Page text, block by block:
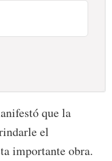
que la
el
importante obra.